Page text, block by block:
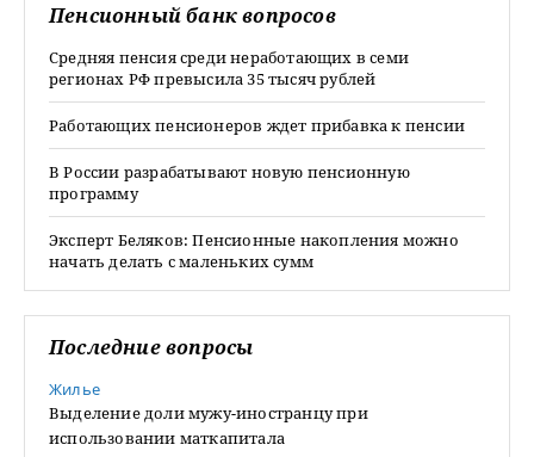
Пенсионный банк вопросов
Средняя пенсия среди неработающих в семи
регионах РФ превысила 35 тысяч рублей
Работающих пенсионеров ждет прибавка к пенсии
В России разрабатывают новую пенсионную
программу
Эксперт Беляков: Пенсионные накопления можно
начать делать с маленьких сумм
Последние вопросы
Жилье
Выделение доли мужу-иностранцу при
использовании маткапитала